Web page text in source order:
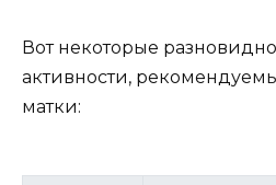
Вот некоторые
активности,
матки: